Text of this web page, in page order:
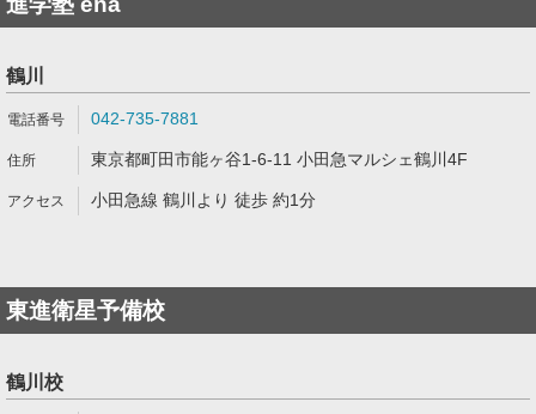
鶴川
042-735-7881
東京都町田市能ヶ谷1-6-11 小田急マルシェ鶴川4F
小田急線 鶴川より 徒歩 約1分
東進衛星予備校
鶴川校